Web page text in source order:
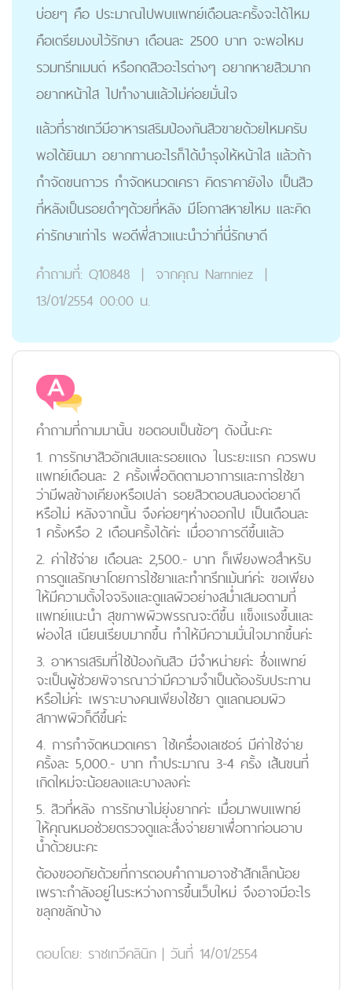
บ่อยๆ คือ ประมาณไปพบแพทย์เดือนละครั้งจะได้ไหม
คือเตรียมงบไว้รักษา เดือนละ 2500 บาท จะพอไหม
รวมทรีทเมนต์ หรือกดสิวอะไรต่างๆ อยากหายสิวมาก
อยากหน้าใส ไปทำงานแล้วไม่ค่อยมั่นใจ
แล้วที่ราชเทวีมีอาหารเสริมป้องกันสิวขายด้วยไหมครับ
พอได้ยินมา อยากทานอะไรก็ได้บำรุงให้หน้าใส แล้วถ้า
กำจัดขนถาวร กำจัดหนวดเครา คิดราคายังไง เป็นสิว
ที่หลังเป็นรอยดำๆด้วยที่หลัง มีโอกาสหายไหม และคิด
ค่ารักษาเท่าไร พอดีพี่สาวแนะนำว่าที่นี่รักษาดี
คำถามที่: Q10848 | จากคุณ Narnniez |
13/01/2554 00:00 น.
คำถามที่ถามมานั้น ขอตอบเป็นข้อๆ ดังนี้นะคะ
1. การรักษาสิวอักเสบและรอยแดง ในระยะแรก ควรพบ
แพทย์เดือนละ 2 ครั้งเพื่อติดตามอาการและการใช้ยา
ว่ามีผลข้างเคียงหรือเปล่า รอยสิวตอบสนองต่อยาดี
หรือไม่ หลังจากนั้น จึงค่อยๆห่างออกไป เป็นเดือนละ
1 ครั้งหรือ 2 เดือนครั้งได้ค่ะ เมื่ออาการดีขึ้นแล้ว
2. ค่าใช้จ่าย เดือนละ 2,500.- บาท ก็เพียงพอสำหรับ
การดูแลรักษาโดยการใช้ยาและทำทรีทเม้นท์ค่ะ ขอเพียง
ให้มีความตั้งใจจริงและดูแลผิวอย่างสม่ำเสมอตามที่
แพทย์แนะนำ สุขภาพผิวพรรณจะดีขึ้น แข็งแรงขึ้นและ
ผ่องใส เนียนเรียบมากขึ้น ทำให้มีความมั่นใจมากขึ้นค่ะ
3. อาหารเสริมที่ใช้ป้องกันสิว มีจำหน่ายค่ะ ซึ่งแพทย์
จะเป็นผู้ช่วยพิจารณาว่ามีความจำเป็นต้องรับประทาน
หรือไม่ค่ะ เพราะบางคนเพียงใช้ยา ดูแลถนอมผิว
สภาพผิวก็ดีขึ้นค่ะ
4. การกำจัดหนวดเครา ใช้เครื่องเลเซอร์ มีค่าใช้จ่าย
ครั้งละ 5,000.- บาท ทำประมาณ 3-4 ครั้ง เส้นขนที่
เกิดใหม่จะน้อยลงและบางลงค่ะ
5. สิวที่หลัง การรักษาไม่ยุ่งยากค่ะ เมื่อมาพบแพทย์
ให้คุณหมอช่วยตรวจดูและสั่งจ่ายยาเพื่อทาก่อนอาบ
น้ำด้วยนะคะ
ต้องขออภัยด้วยที่การตอบคำถามอาจช้าสักเล็กน้อย
เพราะกำลังอยู่ในระหว่างการขึ้นเว็บใหม่ จึงอาจมีอะไร
ขลุกขลักบ้าง
ตอบโดย: ราชเทวีคลินิก | วันที่ 14/01/2554